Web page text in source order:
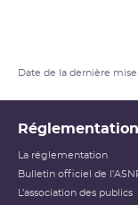
Date de la dernière mise
Réglementation
La réglementation
Bulletin officiel de
L’association des publics